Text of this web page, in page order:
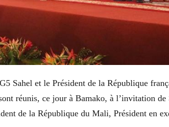
Sahel et le Président de la République
réunis, ce jour à Bamako, à l’invitation
de la République du Mali, Président en